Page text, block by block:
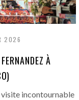
2026
À
visite incontournable